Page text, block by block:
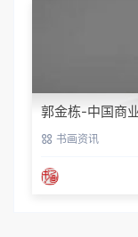
郭金栋-中国商
书画资讯